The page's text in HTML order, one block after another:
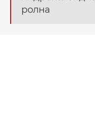
ролна